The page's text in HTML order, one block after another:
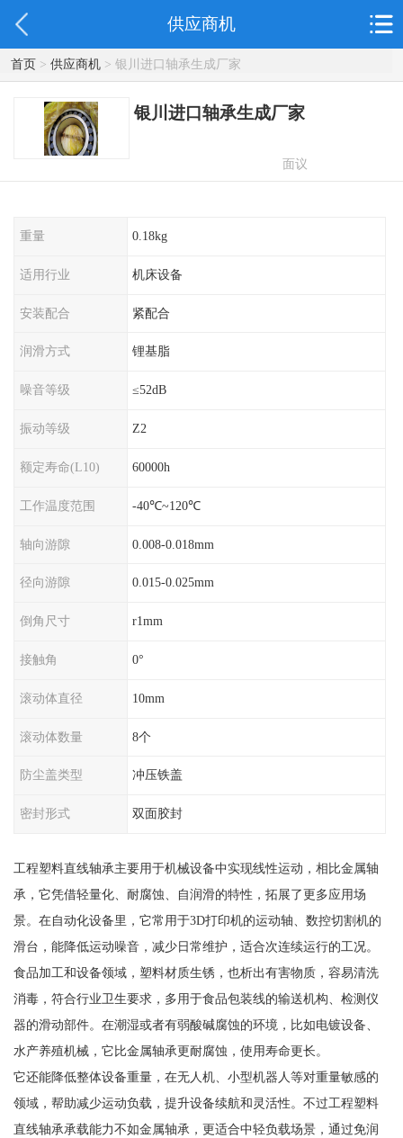
供应商机
首页> 供应商机> 银川进口轴承生成厂家
银川进口轴承生成厂家
面议
重量 0.18kg
适用行业 机床设备
安装配合 紧配合
润滑方式 锂基脂
噪音等级 ≤52dB
振动等级 Z2
额定寿命(L10) 60000h
工作温度范围 -40℃~120℃
轴向游隙 0.008-0.018mm
径向游隙 0.015-0.025mm
倒角尺寸 r1mm
接触角 0°
滚动体直径 10mm
滚动体数量 8个
防尘盖类型 冲压铁盖
密封形式 双面胶封
工程塑料直线轴承主要用于机械设备中实现线性运动，相比金属轴
承，它凭借轻量化、耐腐蚀、自润滑的特性，拓展了更多应用场
景。在自动化设备里，它常用于3D打印机的运动轴、数控切割机的
滑台，能降低运动噪音，减少日常维护，适合次连续运行的工况。
食品加工和设备领域，塑料材质生锈，也析出有害物质，容易清洗
消毒，符合行业卫生要求，多用于食品包装线的输送机构、检测仪
器的滑动部件。在潮湿或者有弱酸碱腐蚀的环境，比如电镀设备、
水产养殖机械，它比金属轴承更耐腐蚀，使用寿命更长。
它还能降低整体设备重量，在无人机、小型机器人等对重量敏感的
领域，帮助减少运动负载，提升设备续航和灵活性。不过工程塑料
直线轴承承载能力不如金属轴承，更适合中轻负载场景，通过免润